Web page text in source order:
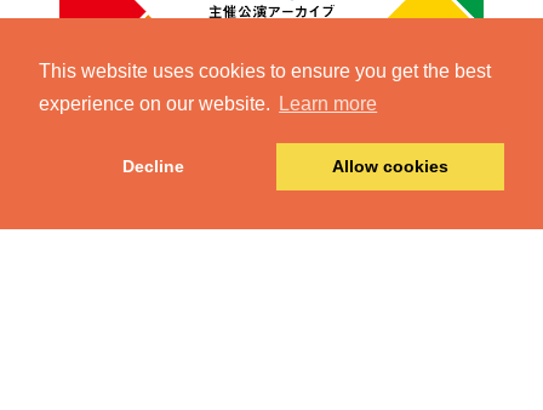
This website uses cookies to ensure you get the best
experience on our website.
Learn more
Decline Allow cookies